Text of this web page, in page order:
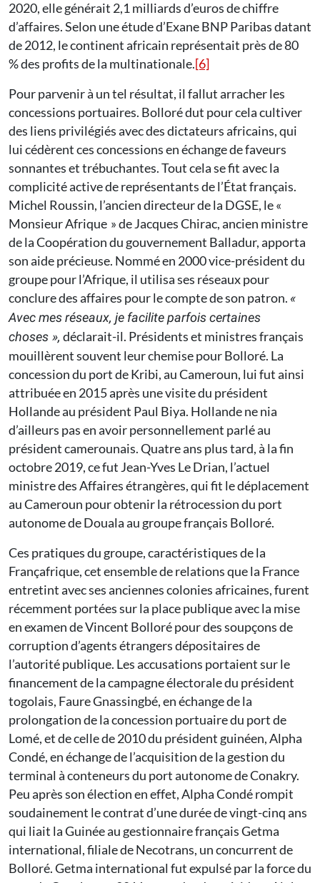
2020, elle générait 2,1 milliards d’euros de chiffre
d’affaires. Selon une étude d’Exane BNP Paribas datant
de 2012, le continent africain représentait près de 80
% des profits de la multinationale.[6]
Pour parvenir à un tel résultat, il fallut arracher les
concessions portuaires. Bolloré dut pour cela cultiver
des liens privilégiés avec des dictateurs africains, qui
lui cédèrent ces concessions en échange de faveurs
sonnantes et trébuchantes. Tout cela se fit avec la
complicité active de représentants de l’État français.
Michel Roussin, l’ancien directeur de la DGSE, le «
Monsieur Afrique » de Jacques Chirac, ancien ministre
de la Coopération du gouvernement Balladur, apporta
son aide précieuse. Nommé en 2000 vice-président du
groupe pour l’Afrique, il utilisa ses réseaux pour
conclure des affaires pour le compte de son patron. «
Avec mes réseaux, je facilite parfois certaines
choses », déclarait-il. Présidents et ministres français
mouillèrent souvent leur chemise pour Bolloré. La
concession du port de Kribi, au Cameroun, lui fut ainsi
attribuée en 2015 après une visite du président
Hollande au président Paul Biya. Hollande ne nia
d’ailleurs pas en avoir personnellement parlé au
président camerounais. Quatre ans plus tard, à la fin
octobre 2019, ce fut Jean-Yves Le Drian, l’actuel
ministre des Affaires étrangères, qui fit le déplacement
au Cameroun pour obtenir la rétrocession du port
autonome de Douala au groupe français Bolloré.
Ces pratiques du groupe, caractéristiques de la
Françafrique, cet ensemble de relations que la France
entretint avec ses anciennes colonies africaines, furent
récemment portées sur la place publique avec la mise
en examen de Vincent Bolloré pour des soupçons de
corruption d’agents étrangers dépositaires de
l’autorité publique. Les accusations portaient sur le
financement de la campagne électorale du président
togolais, Faure Gnassingbé, en échange de la
prolongation de la concession portuaire du port de
Lomé, et de celle de 2010 du président guinéen, Alpha
Condé, en échange de l’acquisition de la gestion du
terminal à conteneurs du port autonome de Conakry.
Peu après son élection en effet, Alpha Condé rompit
soudainement le contrat d’une durée de vingt-cinq ans
qui liait la Guinée au gestionnaire français Getma
international, filiale de Necotrans, un concurrent de
Bolloré. Getma international fut expulsé par la force du